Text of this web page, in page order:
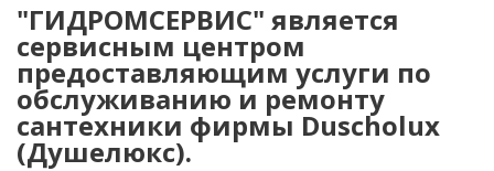
"ГИДРОМСЕРВИС" является
сервисным центром
предоставляющим услуги по
обслуживанию и ремонту
сантехники фирмы Duscholux
(Душелюкс).